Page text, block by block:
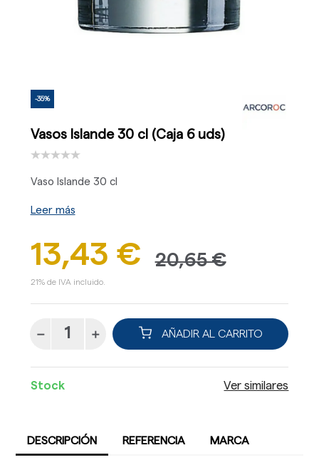
-35%
Vasos Islande 30 cl (Caja 6 uds)
Vaso Islande 30 cl
Leer más
13,43 € 20,65 €
21% de IVA incluido.
AÑADIR AL CARRITO
Stock Ver similares
DESCRIPCIÓN REFERENCIA MARCA